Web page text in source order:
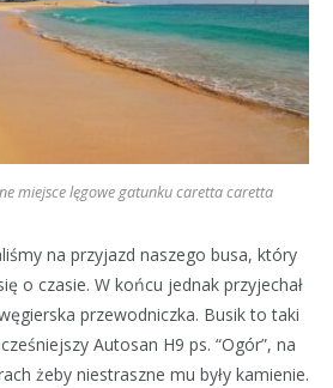
miejsce lęgowe gatunku caretta caretta
na przyjazd naszego busa, który
o czasie. W końcu jednak przyjechał
przewodniczka. Busik to taki
Autosan H9 ps. “Ogór”, na
żeby niestraszne mu były kamienie.